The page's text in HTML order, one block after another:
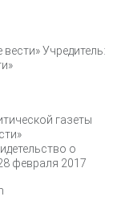
Учредитель:
газеты
о
февраля 2017